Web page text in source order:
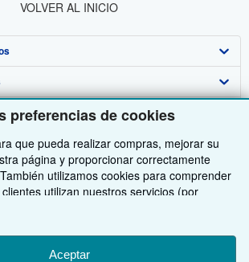
preferencias de cookies
que pueda realizar compras, mejorar su
página y proporcionar correctamente
utilizamos cookies para comprender
utilizan nuestros servicios (por
visitas al sitio) y así poder realizar mejoras.
relevante en los anuncios y medir el
Elija Rechazar si noestá de acuerdo
Aceptar
VOLVER AL INICIO
de afiliados
y guías
AbeBooks